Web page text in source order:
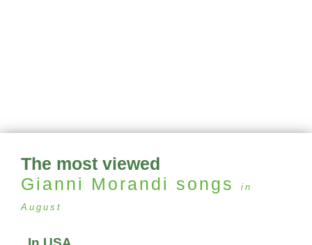
The most viewed
Gianni Morandi songs
in
August